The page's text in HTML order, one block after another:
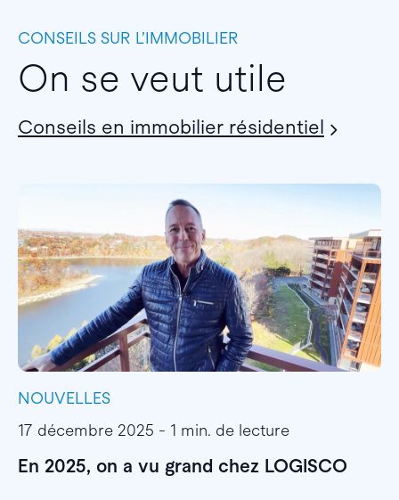
CONSEILS SUR L’IMMOBILIER
On se veut utile
Conseils en immobilier résidentiel
NOUVELLES
17 décembre 2025 - 1 min. de lecture
En 2025, on a vu grand chez LOGISCO